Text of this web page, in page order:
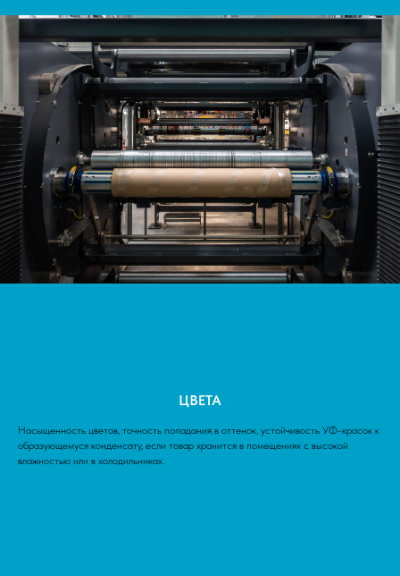
ЦВЕТА
Насыщенность цветов, точность попадания в оттенок, устойчивость УФ-красок к
образующемуся конденсату, если товар хранится в помещениях с высокой
влажностью или в холодильниках.